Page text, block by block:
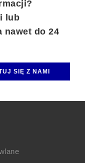
lub
nawet do 24
SIĘ Z NAMI